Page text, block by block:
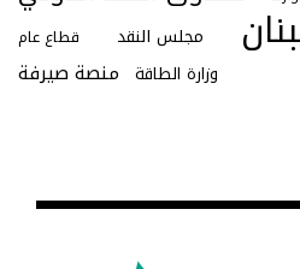
قطاع عام مجلس النقد
منصة صيرفة وزارة الطاقة